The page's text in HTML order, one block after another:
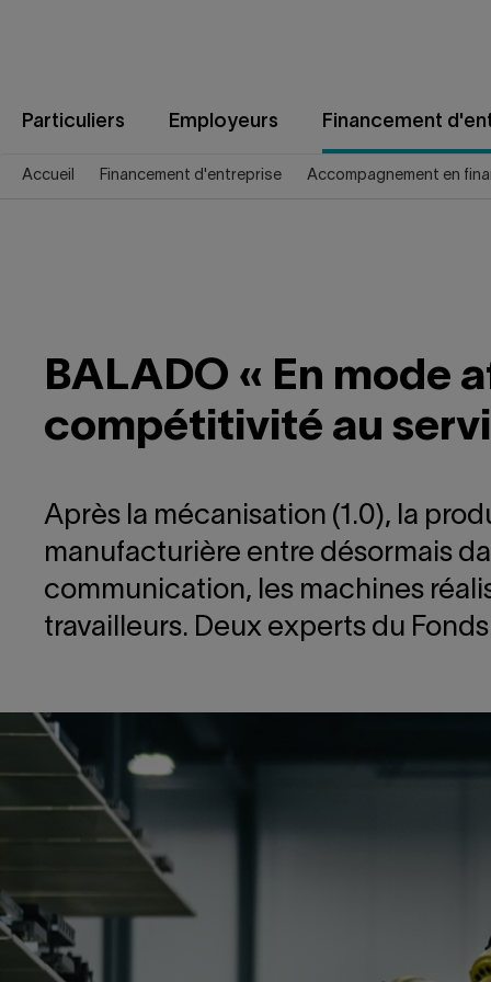
Particuliers Employeurs Financement
Accueil Financement d'entreprise Accompagnement en
BALADO « En mode
compétitivité au
Après la mécanisation (1.0), la
manufacturière entre désormais
communication, les machines
travailleurs. Deux experts du